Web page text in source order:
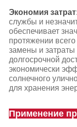
Экономия
службы и
обеспечивает
протяжении
замены и
долгосрочной
экономически
солнечного
для хранения
Применение